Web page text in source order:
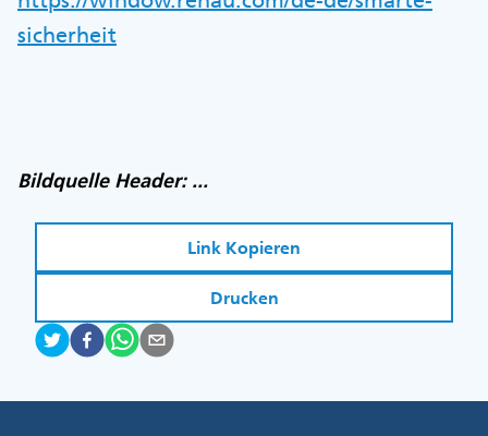
sicherheit
Bildquelle Header: ...
Link Kopieren
Drucken